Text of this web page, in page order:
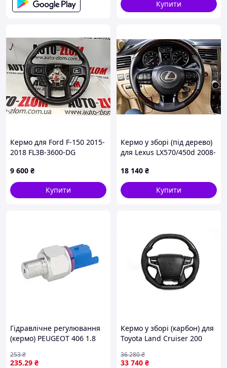
Купити
Кермо для Ford F-150 2015-
2018 FL3B-3600-DG
9 600 ₴
Купити
Кермо у зборі (під дерево)
для Lexus LX570/450d 2008-
18 140 ₴
Купити
Гідравлічне регулювання
(кермо) PEUGEOT 406 1.8
K00W011AKN
235.29 ₴
253₴
Кермо у зборі (карбон) для
Toyota Land Cruiser 200
33 740 ₴
36 280₴